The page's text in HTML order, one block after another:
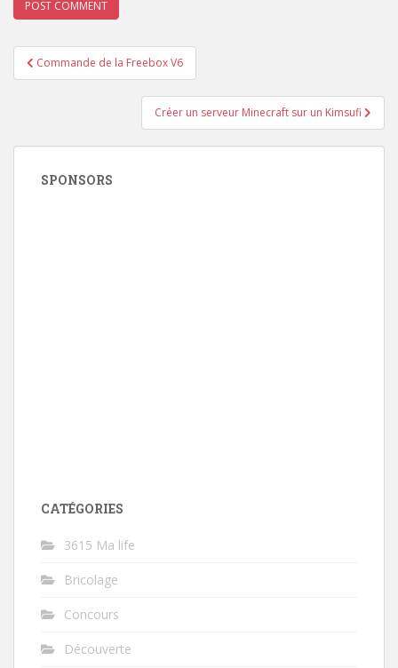
Post
navigation
Commande de la Freebox V6
Créer un serveur Minecraft sur un Kimsufi
SPONSORS
CATÉGORIES
3615 Ma life
Bricolage
Concours
Découverte